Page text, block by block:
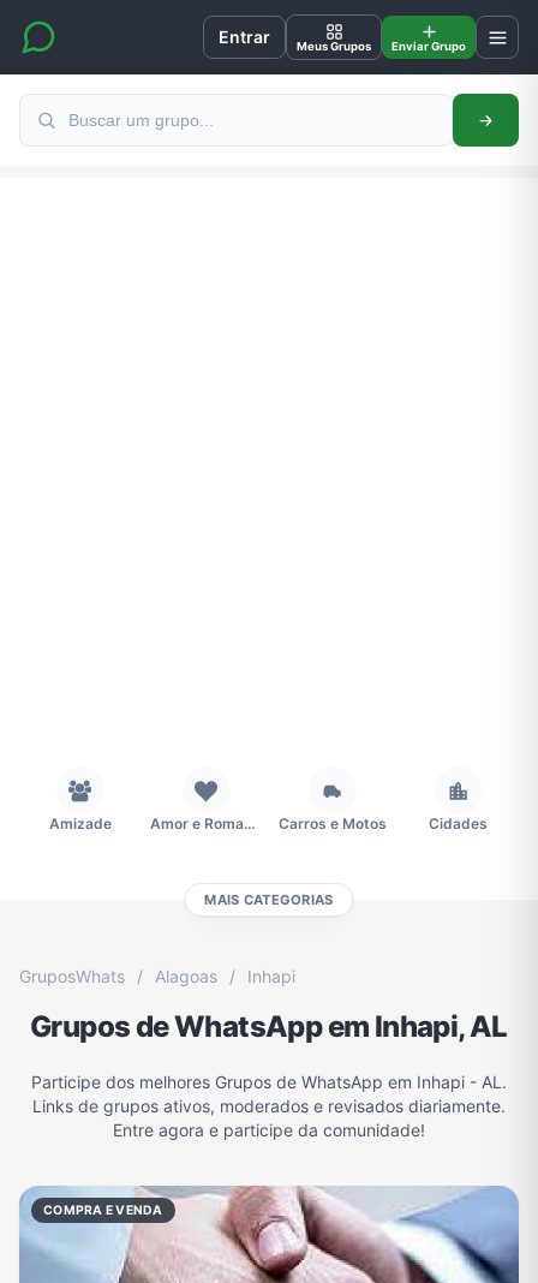
Entrar Meus Grupos Enviar Grupo
Amizade Amor e Romance Carros e Motos Cidades
Esportes Eventos Fãs
Filmes e Séries Frases e Mensagens Futebol Games e Jogos
Ganhar Dinheiro Imobiliária Memes, Engraçados e Zoeira Moda e Beleza
MAIS CATEGORIAS
GruposWhats / Alagoas / Inhapi
Grupos de WhatsApp em Inhapi, AL
Participe dos melhores Grupos de WhatsApp em Inhapi - AL.
Links de grupos ativos, moderados e revisados diariamente.
Entre agora e participe da comunidade!
COMPRA E VENDA